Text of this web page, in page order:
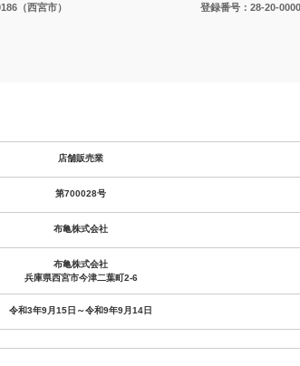
（西宮市） 登録番号：28-20-
店舗販売業
第700028号
布亀株式会社
布亀株式会社
兵庫県西宮市今津二葉町2-6
令和3年9月15日～令和9年9月14日